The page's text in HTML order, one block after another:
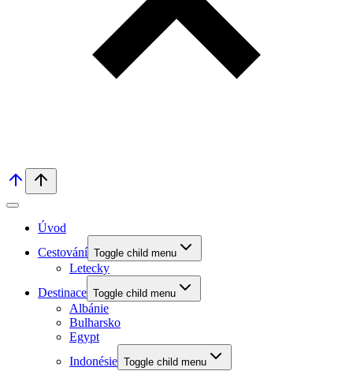
Úvod
Cestování Toggle child menu
Letecky
Destinace Toggle child menu
Albánie
Bulharsko
Egypt
Indonésie Toggle child menu